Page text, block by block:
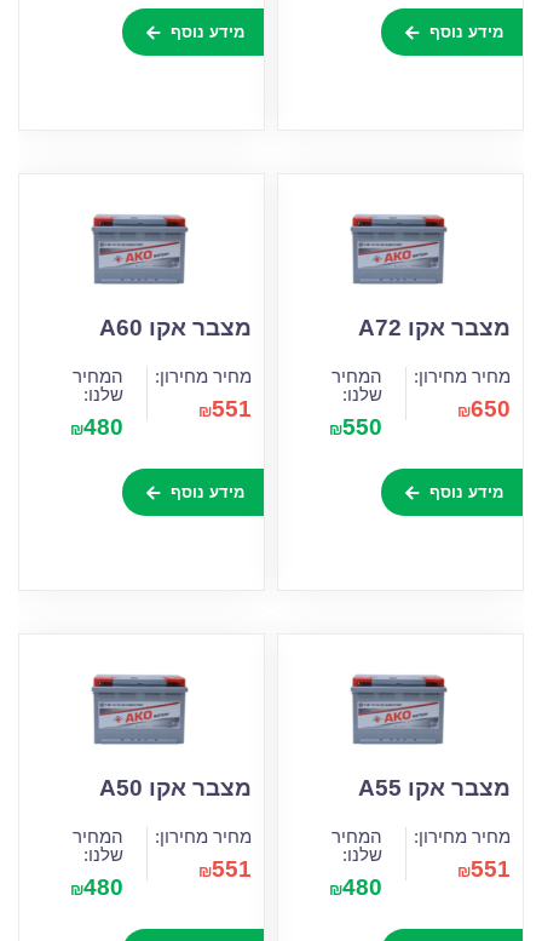
מידע נוסף מידע נוסף
מצבר אקו A72
מחיר מחירון:
₪650
המחיר
שלנו:
₪550
מידע נוסף
מצבר אקו A60
מחיר מחירון:
₪551
המחיר
שלנו:
₪480
מידע נוסף
מצבר אקו A55
מחיר מחירון:
₪551
המחיר
שלנו:
₪480
מצבר אקו A50
מחיר מחירון:
₪551
המחיר
שלנו:
₪480